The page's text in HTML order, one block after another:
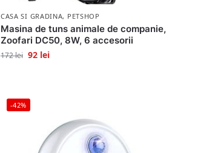
CASA SI GRADINA, PETSHOP
Masina de tuns animale de companie,
Zoofari DC50, 8W, 6 accesorii
172lei 92 lei
-42%